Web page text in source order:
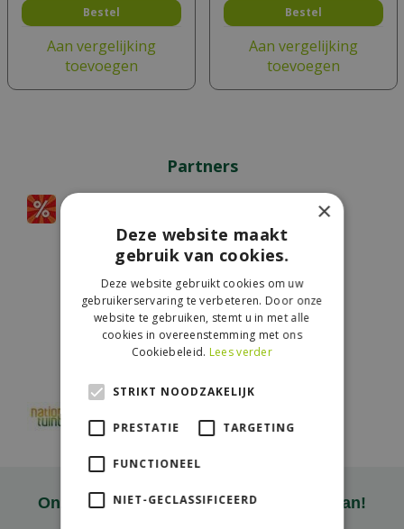
Bestel
Aan vergelijking
toevoegen
Bestel
Aan vergelijking
toevoegen
Partners
Onze nieuwsbrief ontvangen? Meld je aan!
×
Deze website maakt
gebruik van cookies.
Deze website gebruikt cookies om uw
gebruikerservaring te verbeteren. Door onze
website te gebruiken, stemt u in met alle
cookies in overeenstemming met ons
Cookiebeleid. Lees verder
STRIKT NOODZAKELIJK
PRESTATIE TARGETING
FUNCTIONEEL
NIET-GECLASSIFICEERD